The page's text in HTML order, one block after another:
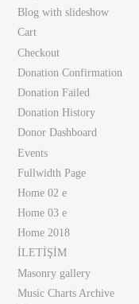
Blog with slideshow
Cart
Checkout
Donation Confirmation
Donation Failed
Donation History
Donor Dashboard
Events
Fullwidth Page
Home 02 e
Home 03 e
Home 2018
İLETİŞİM
Masonry gallery
Music Charts Archive